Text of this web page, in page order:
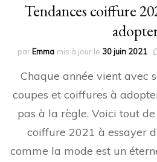
Tendances coiffure
par Emma mis à jour le 30 juin 2021
Chaque année vient avec
coupes et coiffures à
pas à la règle. Voici tout
coiffure 2021 à essayer
comme la mode est un